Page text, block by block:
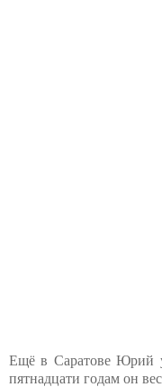
Ещё в Саратове Юрий
пятнадцати годам он